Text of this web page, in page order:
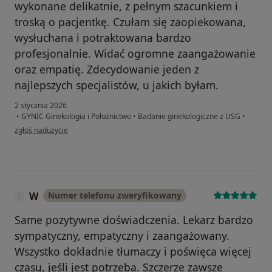
wykonane delikatnie, z pełnym szacunkiem i
troską o pacjentkę. Czułam się zaopiekowana,
wysłuchana i potraktowana bardzo
profesjonalnie. Widać ogromne zaangażowanie
oraz empatię. Zdecydowanie jeden z
najlepszych specjalistów, u jakich byłam.
2 stycznia 2026
• GYNIC Ginekologia i Położnictwo • Badanie ginekologiczne z USG •
w opinii użytkownika Daria
zgłoś nadużycie
W Numer telefonu zweryfikowany
Same pozytywne doświadczenia. Lekarz bardzo
sympatyczny, empatyczny i zaangażowany.
Wszystko dokładnie tłumaczy i poświęca więcej
czasu, jeśli jest potrzeba. Szczerze zawsze